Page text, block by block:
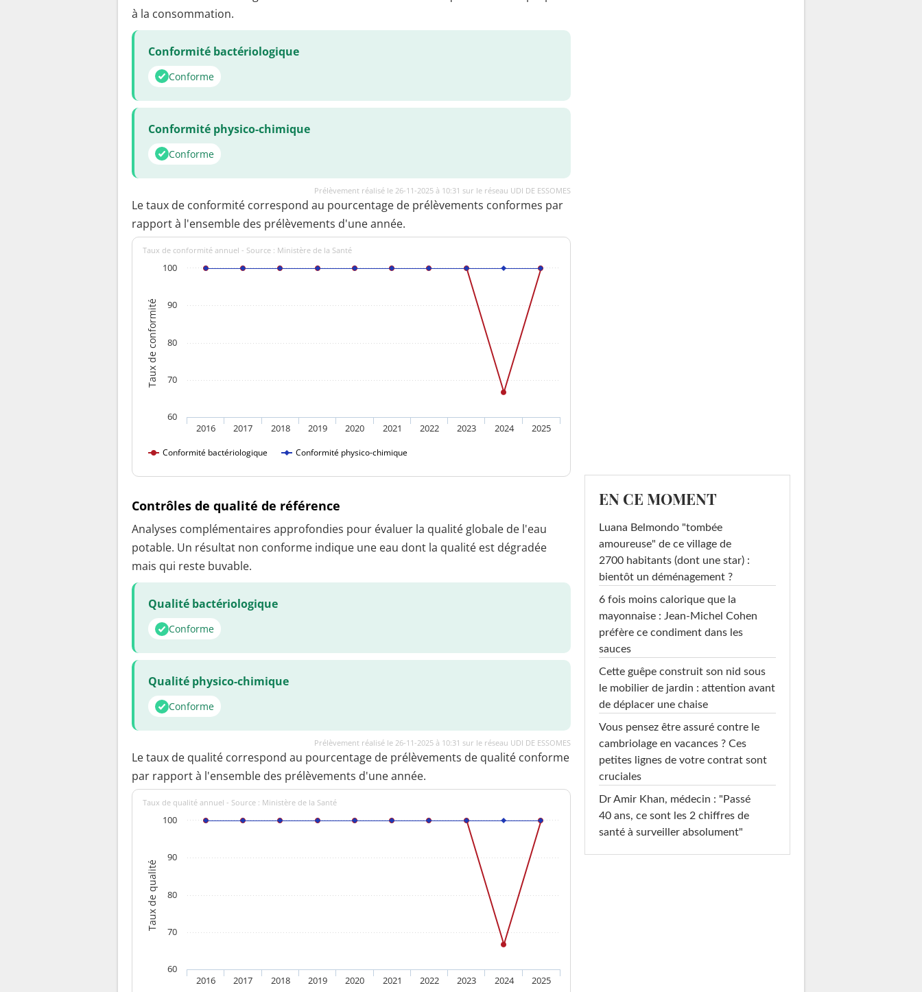
à la consommation.
Conformité bactériologique
Conforme
Conformité physico-chimique
Conforme
Prélèvement réalisé le 26-11-2025 à 10:31 sur le réseau UDI DE ESSOMES
Le taux de conformité correspond au pourcentage de prélèvements conformes par
rapport à l'ensemble des prélèvements d'une année.
Taux de conformité
Taux de conformité annuel - Source : Ministère de la Santé
Conformité bactériologique Conformité physico-chimique
2016 2017 2018 2019 2020 2021 2022 2023 2024 2025
60
70
80
90
100
Contrôles de qualité de référence
Analyses complémentaires approfondies pour évaluer la qualité globale de l'eau
potable. Un résultat non conforme indique une eau dont la qualité est dégradée
mais qui reste buvable.
Qualité bactériologique
Conforme
Qualité physico-chimique
Conforme
Prélèvement réalisé le 26-11-2025 à 10:31 sur le réseau UDI DE ESSOMES
Le taux de qualité correspond au pourcentage de prélèvements de qualité conforme
par rapport à l'ensemble des prélèvements d'une année.
Taux de qualité
Taux de qualité annuel - Source : Ministère de la Santé
2016 2017 2018 2019 2020 2021 2022 2023 2024 2025
60
70
80
90
100
EN CE MOMENT
Luana Belmondo "tombée
amoureuse" de ce village de
2700 habitants (dont une star) :
bientôt un déménagement ?
6 fois moins calorique que la
mayonnaise : Jean-Michel Cohen
préfère ce condiment dans les
sauces
Cette guêpe construit son nid sous
le mobilier de jardin : attention avant
de déplacer une chaise
Vous pensez être assuré contre le
cambriolage en vacances ? Ces
petites lignes de votre contrat sont
cruciales
Dr Amir Khan, médecin : "Passé
40 ans, ce sont les 2 chiffres de
santé à surveiller absolument"